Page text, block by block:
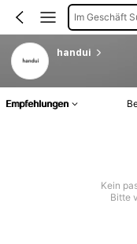
Im Geschäft
handui
Empfehlungen
Kein
Bitte